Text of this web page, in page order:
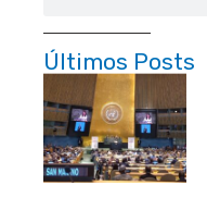
Últimos Posts